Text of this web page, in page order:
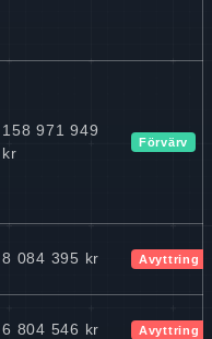
158 971 949
kr
Förvärv
8 084 395 kr Avyttring
6 804 546 kr Avyttring